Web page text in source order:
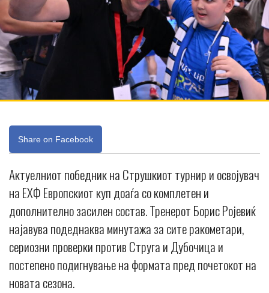
Share on Facebook
Актуелниот победник на Струшкиот турнир и освојувач
на ЕХФ Европскиот куп доаѓа со комплетен и
дополнително засилен состав. Тренерот Борис Ројевиќ
најавува подеднаква минутажа за сите ракометари,
сериозни проверки против Струга и Дубочица и
постепено подигнување на формата пред почетокот на
новата сезона.